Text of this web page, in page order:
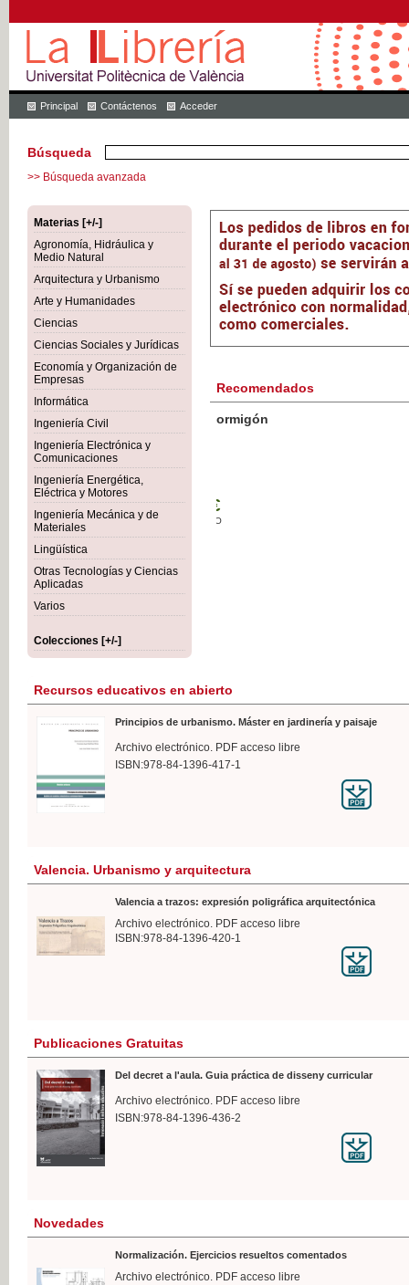
Principal Contáctenos Acceder
Búsqueda
>> Búsqueda avanzada
Materias [+/-]
Agronomía, Hidráulica y
Medio Natural
Arquitectura y Urbanismo
Arte y Humanidades
Ciencias
Ciencias Sociales y Jurídicas
Economía y Organización de
Empresas
Informática
Ingeniería Civil
Ingeniería Electrónica y
Comunicaciones
Ingeniería Energética,
Eléctrica y Motores
Ingeniería Mecánica y de
Materiales
Lingüística
Otras Tecnologías y Ciencias
Aplicadas
Varios
Colecciones [+/-]
Recomendados
Botánica Agroalimentaria
Recursos educativos en abierto
Principios de urbanismo. Máster en jardinería y paisaje
Archivo electrónico. PDF acceso libre
ISBN:978-84-1396-417-1
Valencia. Urbanismo y arquitectura
Valencia a trazos: expresión poligráfica arquitectónica
Archivo electrónico. PDF acceso libre
ISBN:978-84-1396-420-1
Publicaciones Gratuitas
Del decret a l'aula. Guia práctica de disseny curricular
Archivo electrónico. PDF acceso libre
ISBN:978-84-1396-436-2
Novedades
Normalización. Ejercicios resueltos comentados
Archivo electrónico. PDF acceso libre